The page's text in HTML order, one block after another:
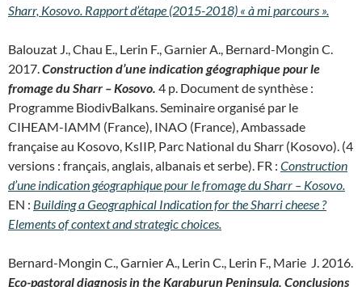
Sharr, Kosovo. Rapport d’étape (2015-2018) « à mi parcours ».
Balouzat J., Chau E., Lerin F., Garnier A., Bernard-Mongin C.
2017.Construction d’une indication géographique pour le
fromage du Sharr – Kosovo. 4 p. Document de synthèse :
Programme BiodivBalkans. Seminaire organisé par le
CIHEAM-IAMM (France), INAO (France), Ambassade
française au Kosovo, KsIIP, Parc National du Sharr (Kosovo). (4
versions : français, anglais, albanais et serbe). FR : Construction
d’une indication géographique pour le fromage du Sharr – Kosovo.
EN : Building a Geographical Indication for the Sharri cheese ?
Elements of context and strategic choices.
Bernard-Mongin C., Garnier A., Lerin C., Lerin F., Marie J. 2016.
Eco-pastoral diagnosis in the Karaburun Peninsula. Conclusions